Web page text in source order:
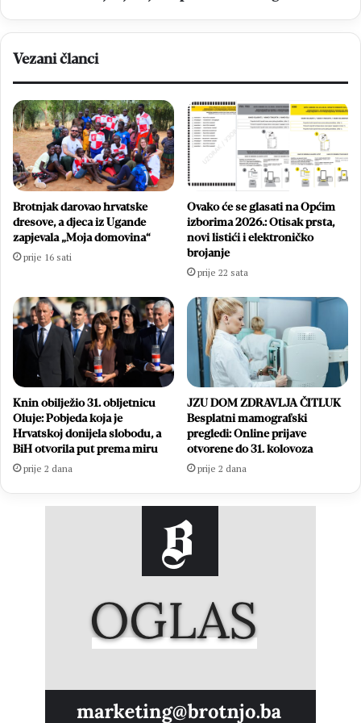
Vezani članci
Brotnjak darovao hrvatske
dresove, a djeca iz Ugande
zapjevala „Moja domovina“
prije 16 sati
Ovako će se glasati na Općim
izborima 2026.: Otisak prsta,
novi listići i elektroničko
brojanje
prije 22 sata
Knin obilježio 31. obljetnicu
Oluje: Pobjeda koja je
Hrvatskoj donijela slobodu, a
BiH otvorila put prema miru
prije 2 dana
JZU DOM ZDRAVLJA ČITLUK
Besplatni mamografski
pregledi: Online prijave
otvorene do 31. kolovoza
prije 2 dana